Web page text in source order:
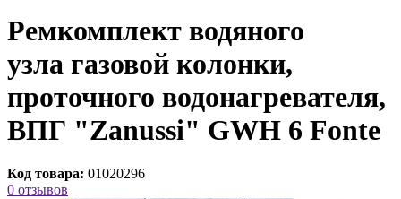
Ремкомплект водяного
узла газовой колонки,
проточного водонагревателя,
ВПГ "Zanussi" GWH 6 Fonte
Код товара: 01020296
0 отзывов